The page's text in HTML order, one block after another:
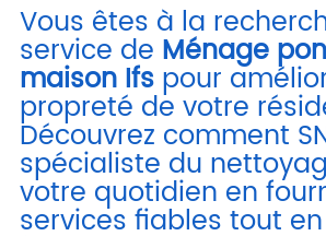
Vous êtes à la
service de Ménage
maison Ifspour
propreté de votre
Découvrez comment
spécialiste du
votre quotidien en
services fiables tout